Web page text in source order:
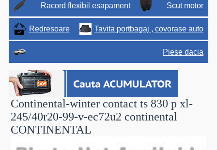
Racord flexibil esapament Scut motor
Redresoare Tavita portbagaj , covorase auto
Piese dacia
Continental-winter contact ts 830 p xl-
245/40r20-99-v-ec72u2 continental
CONTINENTAL